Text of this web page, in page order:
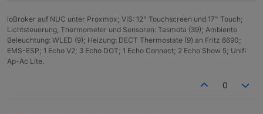
ioBroker auf NUC unter Proxmox; VIS: 12" Touchscreen und 17" Touch;
Lichtsteuerung, Thermometer und Sensoren: Tasmota (39); Ambiente
Beleuchtung: WLED (9); Heizung: DECT Thermostate (9) an Fritz 6690;
EMS-ESP; 1 Echo V2; 3 Echo DOT; 1 Echo Connect; 2 Echo Show 5; Unifi
Ap-Ac Lite.
0